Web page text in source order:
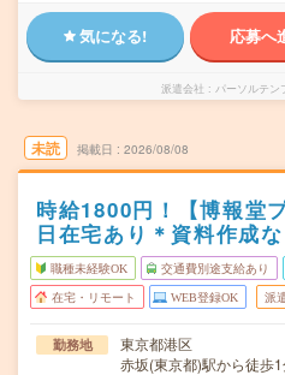
気になる! 応募へ
派遣会社 パーソルテン
未読 掲載日 2026/08/08
時給1800円！【博報堂
日在宅あり＊資料作成
職種未経験OK 交通費別途支給あり
在宅・リモート WEB登録OK 派
勤務地
東京都港区
赤坂(東京都)駅から徒歩